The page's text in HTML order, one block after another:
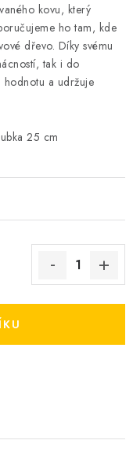
kovu, který
ho tam, kde
dřevo. Díky svému
tak i do
hodnotu a udržuje
25 cm